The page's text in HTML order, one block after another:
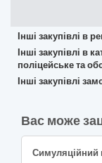
Інші закупівлі в
Інші закупівлі в
поліцейське та
Інші закупівлі
Вас може
Симуляційний